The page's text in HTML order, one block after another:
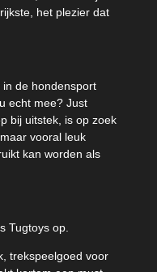
het plezier dat
de hondensport
echt mee? Just
bij uitstek, is op zoek
vooral leuk
kan worden als
Tugtoys op.
trekspeelgoed voor